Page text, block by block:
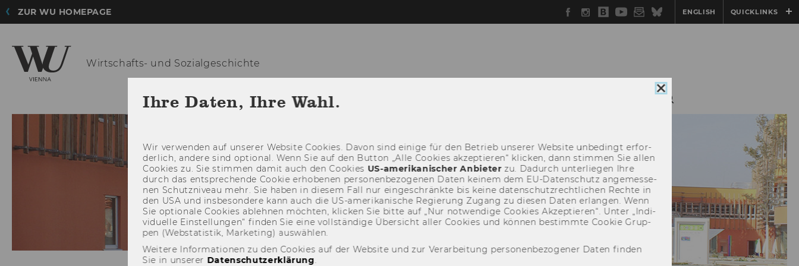
ZUR WU HOMEPAGE Facebook
Instagram
WU
Blog
YouTube
Newsletter
BlueskyENGLISH QUICKLINKS
Wirtschafts- und Sozialgeschichte
Cookie
Consent
Ihre Daten, Ihre Wahl.
Wir ver­wen­den auf un­se­rer Web­site Coo­kies. Davon sind ei­ni­ge für den Be­trieb un­se­rer Web­site un­be­dingt er­for­
der­lich, an­de­re sind op­tio­nal. Wenn Sie auf den But­ton „Alle Coo­kies ak­zep­tie­ren“ kli­cken, dann stim­men Sie allen
Coo­kies zu. Sie stim­men damit auch den Coo­kies US-​amerikanischer An­bie­terzu. Da­durch un­ter­lie­gen Ihre
durch das ent­spre­chen­de Coo­kie er­ho­be­nen per­so­nen­be­zo­ge­nen Daten kei­nem dem EU-​Datenschutz an­ge­mes­se­
nen Schutz­ni­veau mehr. Sie haben in die­sem Fall nur ein­ge­schränk­te bis keine da­ten­schutz­recht­li­chen Rech­te in
den USA und ins­be­son­de­re kann auch die US-​amerikanische Re­gie­rung Zu­gang zu die­sen Daten er­lan­gen. Wenn
Sie op­tio­na­le Coo­kies ab­leh­nen möch­ten, kli­cken Sie bitte auf „Nur not­wen­di­ge Coo­kies Ak­zep­tie­ren“. Unter „In­di­
vi­du­el­le Ein­stel­lun­gen“ fin­den Sie eine voll­stän­di­ge Über­sicht aller Coo­kies und kön­nen be­stimm­te Coo­kie Grup­
pen (Web­sta­tis­tik, Mar­ke­ting) aus­wäh­len.
Weitere Informationen zu den Cookies auf der Website und zur Verarbeitung personenbezogener Daten finden
Sie in unserer Datenschutzerklärung